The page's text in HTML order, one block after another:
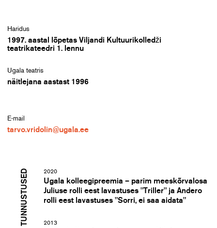
Haridus
1997. aastal lõpetas Viljandi Kultuurikolledži
teatrikateedri 1. lennu
Ugala teatris
näitlejana aastast 1996
E-mail
tarvo.vridolin@ugala.ee
TUNNUSTUSED 2020
Ugala kolleegipreemia – parim meeskõrvalosa
Juliuse rolli eest lavastuses "Triller" ja Andero
rolli eest lavastuses "Sorri, ei saa aidata"
2013